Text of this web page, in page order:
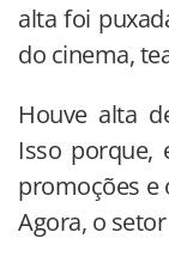
alta foi
do cinema,
Houve alta
Isso porque,
promoções e
Agora, o